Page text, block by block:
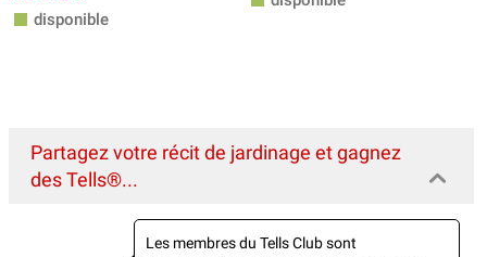
disponible
Partagez votre récit de jardinage et gagnez
des Tells®...
Les membres du Tells Club sont